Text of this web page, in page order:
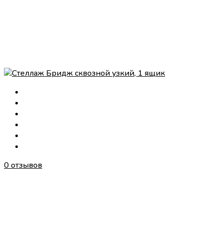
0 отзывов